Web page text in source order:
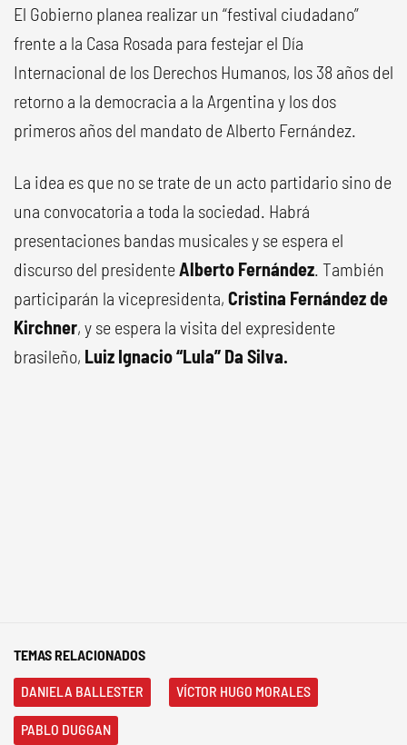
El Gobierno planea realizar un “festival ciudadano”
frente a la Casa Rosada para festejar el Día
Internacional de los Derechos Humanos, los 38 años del
retorno a la democracia a la Argentina y los dos
primeros años del mandato de Alberto Fernández.
La idea es que no se trate de un acto partidario sino de
una convocatoria a toda la sociedad. Habrá
presentaciones bandas musicales y se espera el
discurso del presidenteAlberto Fernández. También
participarán la vicepresidenta, Cristina Fernández de
Kirchner, y se espera la visita del expresidente
brasileño, Luiz Ignacio “Lula” Da Silva.
TEMAS RELACIONADOS
DANIELA BALLESTER VÍCTOR HUGO MORALES
PABLO DUGGAN